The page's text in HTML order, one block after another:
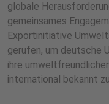
globale
gemeinsames
Exportinitiative
gerufen, um deutsche
ihre
international bekannt